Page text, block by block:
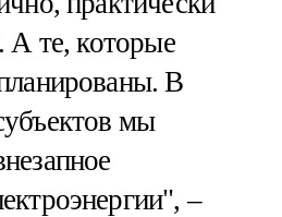
А те, которые
В
мы
–